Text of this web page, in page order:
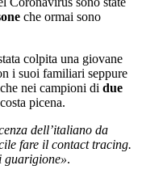
che ormai sono
colpita una giovane
i suoi familiari seppure
nei campioni di due
picena.
dell’italiano da
fare il contact tracing.
guarigione».